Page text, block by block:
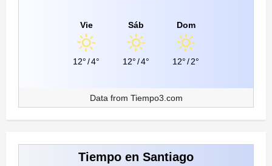
Vie
12°/4°
Sáb
12°/4°
Dom
12°/2°
Data from Tiempo3.com
Tiempo en Santiago